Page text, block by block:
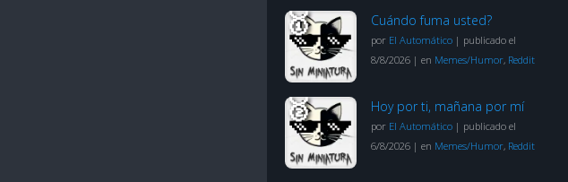
Cuándo fuma usted?
por El Automático | publicado el
8/8/2026 | en Memes/Humor, Reddit
Hoy por ti, mañana por mí
por El Automático | publicado el
6/8/2026 | en Memes/Humor, Reddit